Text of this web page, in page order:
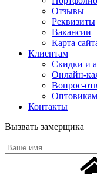
Отзывы
Реквизиты
Вакансии
Карта
Клиентам
Скидки и
Онлайн-
Вопрос-
Оптовикам
Контакты
Вызвать замерщика